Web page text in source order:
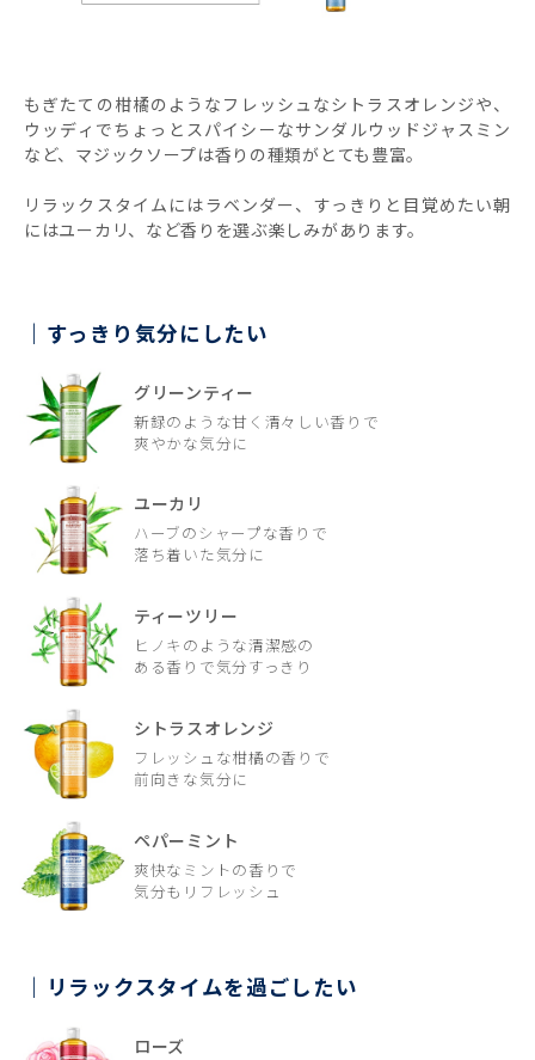
もぎたての柑橘のようなフレッシュなシトラスオレンジや、
ウッディでちょっとスパイシーなサンダルウッドジャスミン
など、マジックソープは香りの種類がとても豊富。
リラックスタイムにはラベンダー、すっきりと目覚めたい朝
にはユーカリ、など香りを選ぶ楽しみがあります。
すっきり気分にしたい
グリーンティー
新録のような甘く清々しい香りで
爽やかな気分に
ユーカリ
ハーブのシャープな香りで
落ち着いた気分に
ティーツリー
ヒノキのような清潔感の
ある香りで気分すっきり
シトラスオレンジ
フレッシュな柑橘の香りで
前向きな気分に
ペパーミント
爽快なミントの香りで
気分もリフレッシュ
リラックスタイムを過ごしたい
ローズ